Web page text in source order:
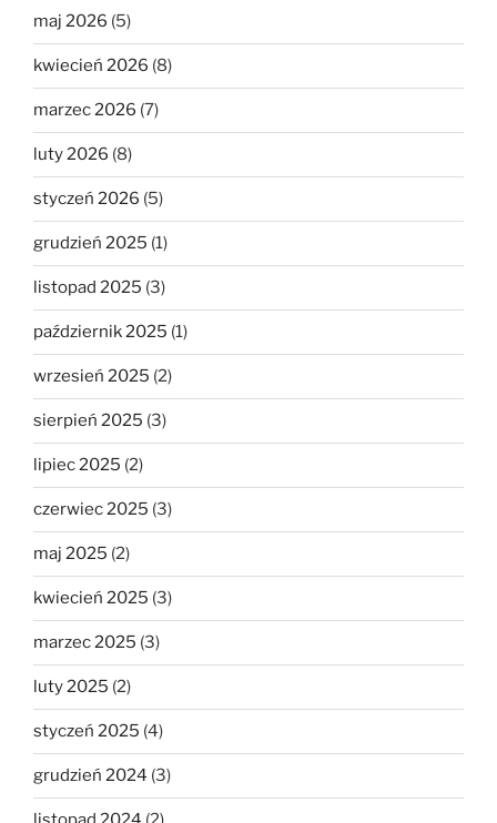
maj 2026 (5)
kwiecień 2026 (8)
marzec 2026 (7)
luty 2026 (8)
styczeń 2026 (5)
grudzień 2025 (1)
listopad 2025 (3)
październik 2025 (1)
wrzesień 2025 (2)
sierpień 2025 (3)
lipiec 2025 (2)
czerwiec 2025 (3)
maj 2025 (2)
kwiecień 2025 (3)
marzec 2025 (3)
luty 2025 (2)
styczeń 2025 (4)
grudzień 2024 (3)